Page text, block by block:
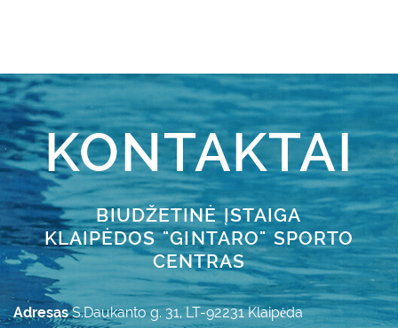
KONTAKTAI
BIUDŽETINĖ ĮSTAIGA
KLAIPĖDOS "GINTARO" SPORTO
CENTRAS
AdresasS.Daukanto g. 31, LT-92231 Klaipėda